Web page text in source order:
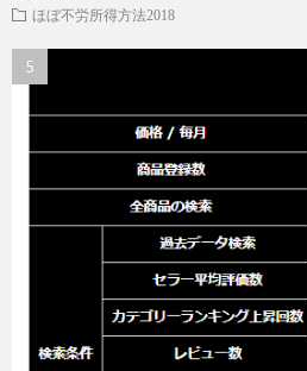
ほぼ不労所得方法2018